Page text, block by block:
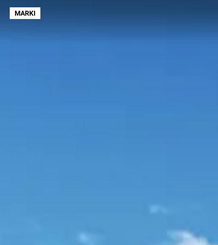
MARKI